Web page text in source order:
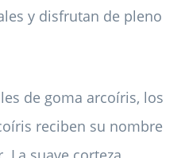
y disfrutan de pleno
de goma arcoíris, los
reciben su nombre